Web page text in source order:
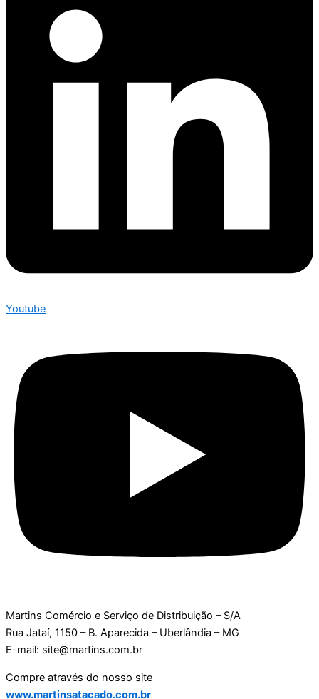
Youtube
Martins Comércio e Serviço de Distribuição – S/A
Rua Jataí, 1150 – B. Aparecida – Uberlândia – MG
E-mail: site@martins.com.br
Compre através do nosso site
www.martinsatacado.com.br